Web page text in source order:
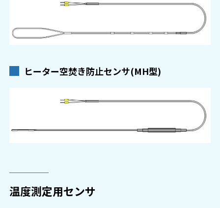
ヒーター空焚き防止センサ(MH型)
温度測定用センサ